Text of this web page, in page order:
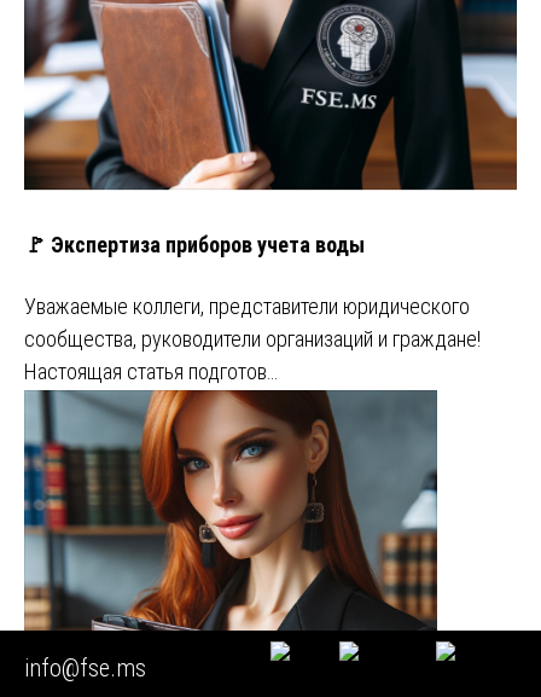
🚩 Экспертиза приборов учета воды
Уважаемые коллеги, представители юридического
сообщества, руководители организаций и граждане!
Настоящая статья подготов…
info@fse.ms